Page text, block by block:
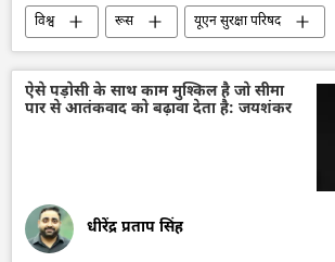
विश्व रूस
यूएन सुरक्षा परिषद
संयुक्त राष्ट्र
सर्गे लवरोव
यूक्रेन
विशेष सैन्य अभियान
मध्य पूर्व
अनाज
रूसी विदेश मंत्रालय
ऐसे पड़ोसी के साथ काम मुश्किल है जो सीमा
पार से आतंकवाद को बढ़ावा देता है: जयशंकर
धीरेंद्र प्रताप सिंह